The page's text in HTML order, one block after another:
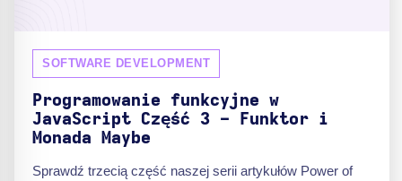
SOFTWARE DEVELOPMENT
Programowanie funkcyjne w
JavaScript Część 3 - Funktor i
Monada Maybe
Sprawdź trzecią część naszej serii artykułów Power of